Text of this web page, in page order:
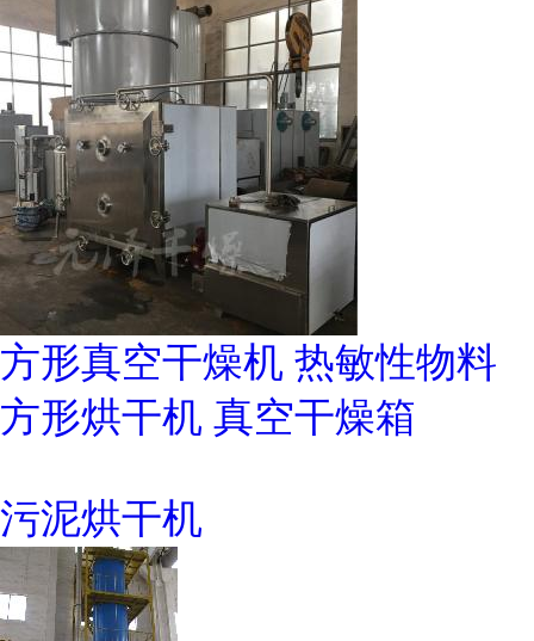
方形真空干燥机 热敏性物料
方形烘干机 真空干燥箱
污泥烘干机